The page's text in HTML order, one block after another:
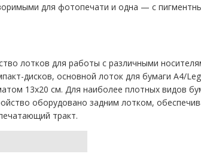
для фотопечати и одна — с
лотков для работы с различными
дисков, основной лоток для бумаги А4/
13х20 см. Для наиболее плотных видов
оборудовано задним лотком,
тракт.